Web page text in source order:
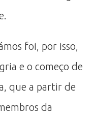
foi, por isso,
e o começo de
que a partir de
da